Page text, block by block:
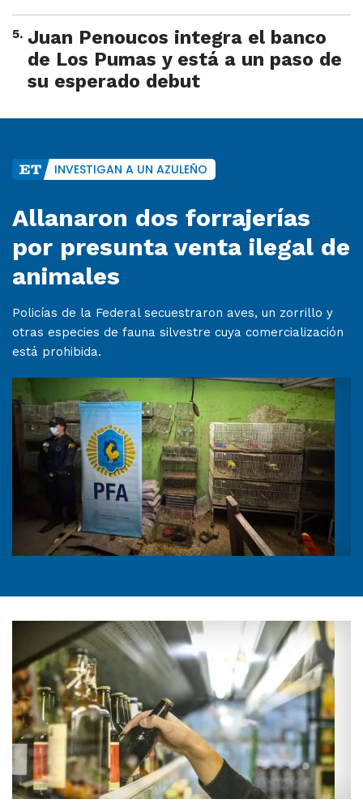
5. Juan Penoucos integra el banco
de Los Pumas y está a un paso de
su esperado debut
INVESTIGAN A UN AZULEÑO
Allanaron dos forrajerías
por presunta venta ilegal de
animales
Policías de la Federal secuestraron aves, un zorrillo y
otras especies de fauna silvestre cuya comercialización
está prohibida.